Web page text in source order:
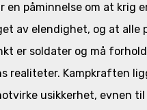
en påminnelse om at krig
av elendighet, og at alle
er soldater og må
realiteter. Kampkraften
usikkerhet, evnen til